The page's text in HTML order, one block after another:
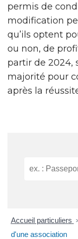
permis de
modification
qu’ils optent
ou non, de
partir de 2024,
majorité pour
après la
Accueil particuliers
d'une association